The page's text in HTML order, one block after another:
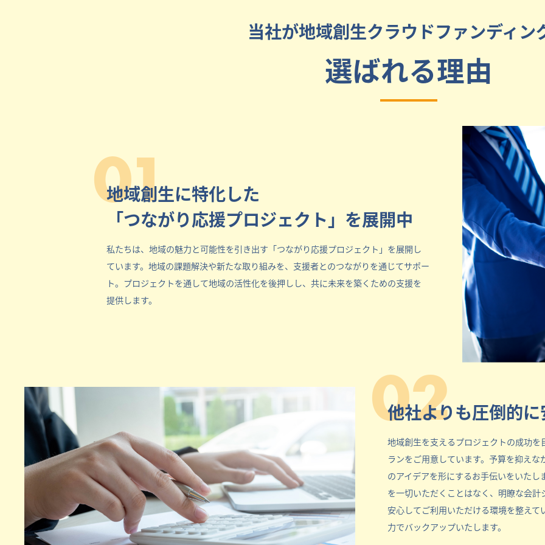
当社が地域創生クラウドファンディン
選ばれる理由
01
地域創生に特化した
「つながり応援プロジェクト」を展開中
私たちは、地域の魅力と可能性を引き出す「つながり応援プロジェクト」を展開し
ています。地域の課題解決や新たな取り組みを、支援者とのつながりを通じてサポー
ト。プロジェクトを通して地域の活性化を後押しし、共に未来を築くための支援を
提供します。
02
他社よりも圧倒的
地域創生を支えるプロジェクトの成功
ランをご用意しています。予算を抑え
のアイデアを形にするお手伝いをいた
を一切いただくことはなく、明瞭な会
安心してご利用いただける環境を整え
力でバックアップいたします。